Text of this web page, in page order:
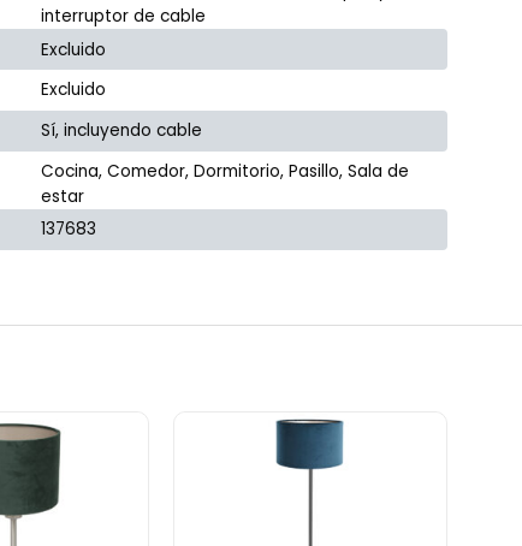
interruptor de cable
Excluido
Excluido
Sí, incluyendo cable
Cocina, Comedor, Dormitorio, Pasillo, Sala de
estar
137683